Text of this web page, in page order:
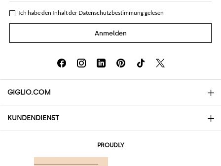
Ich habe den Inhalt der Datenschutzbestimmunggelesen
Anmelden
GIGLIO.COM
Über uns
KUNDENDIENST
PROUDLY